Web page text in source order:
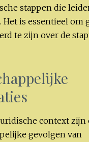
stappen die
Het is essentieel om
te zijn over de
context zijn
gevolgen van